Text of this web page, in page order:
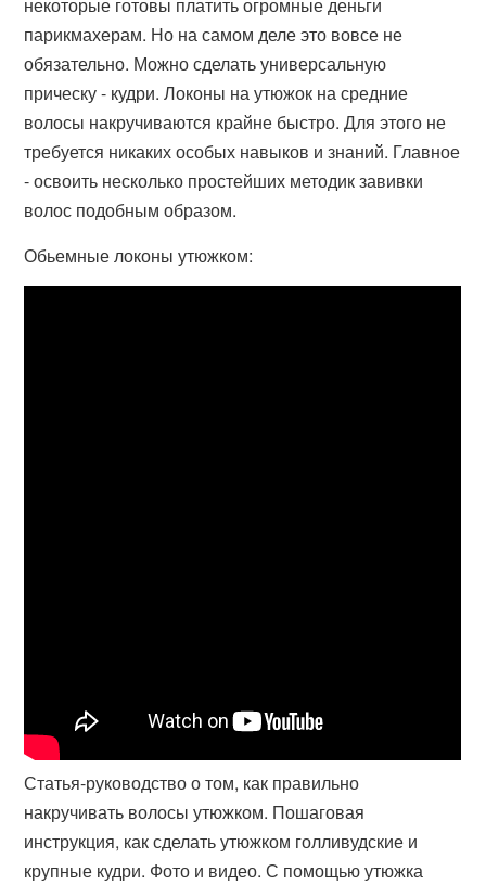
парикмахерам. Но на самом деле это вовсе не
обязательно. Можно сделать универсальную
прическу - кудри. Локоны на утюжок на средние
волосы накручиваются крайне быстро. Для этого не
требуется никаких особых навыков и знаний. Главное
- освоить несколько простейших методик завивки
волос подобным образом.
Обьемные локоны утюжком:
Статья-руководство о том, как правильно
накручивать волосы утюжком. Пошаговая
инструкция, как сделать утюжком голливудские и
крупные кудри. Фото и видео. С помощью утюжка